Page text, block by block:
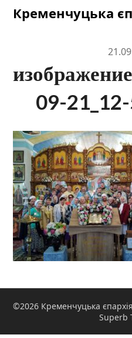
SkipКременчуцька
09-
©2026 Кременчуцька єпархія
Superb